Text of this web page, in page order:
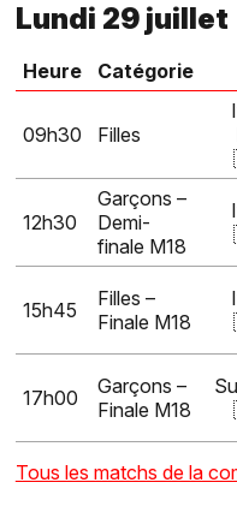
Lundi 29 juillet
Heure Catégorie
09h30 Filles
12h30
Garçons –
Demi-
finale M18
15h45
Filles –
Finale M18
17h00
Garçons –
Finale M18
Tous les matchs de la